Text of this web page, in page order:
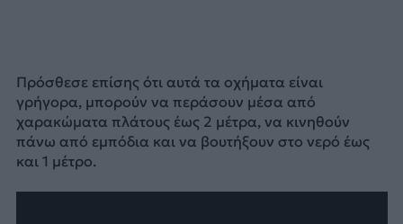
Πρόσθεσε επίσης ότι αυτά τα οχήματα είναι
γρήγορα, μπορούν να περάσουν μέσα από
χαρακώματα πλάτους έως 2 μέτρα, να κινηθούν
πάνω από εμπόδια και να βουτήξουν στο νερό έως
και 1 μέτρο.